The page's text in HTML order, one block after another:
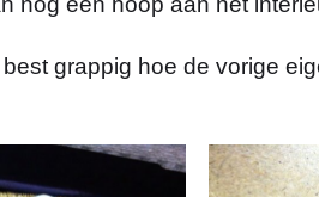
grappig hoe de vorige